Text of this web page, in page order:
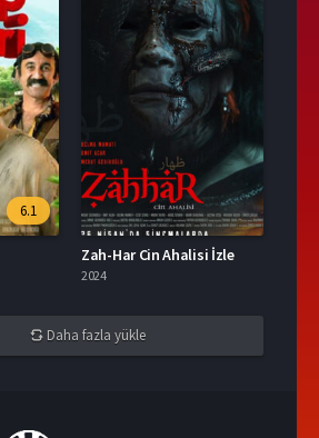
6.1
Zah-Har Cin Ahalisi İzle
2024
Daha fazla yükle